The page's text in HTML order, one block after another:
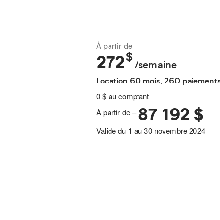
À partir de
272$
/semaine
Location 60 mois, 260 paiements
0 $ au comptant
À partir de –87 192 $
Valide du 1 au 30 novembre 2024